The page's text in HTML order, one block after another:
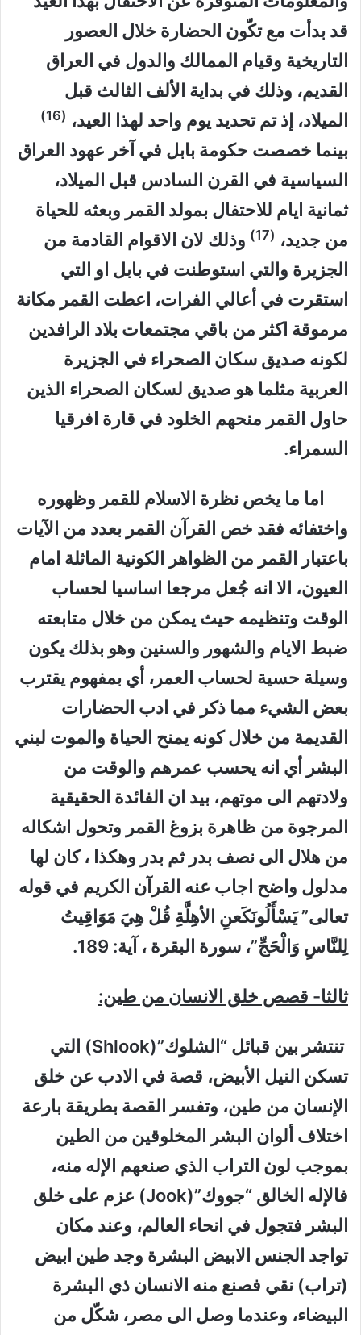
قد بدأت مع تكّون الحضارة خلال العصور
التاريخية وقيام الممالك والدول في العراق
القديم، وذلك في بداية الألف الثالث قبل
الميلاد، إذ تم تحديد يوم واحد لهذا العيد، (16)
بينما خصصت حكومة بابل في آخر عهود العراق
السياسية في القرن السادس قبل الميلاد،
ثمانية ايام للاحتفال بمولد القمر وبعثه للحياة
من جديد، (17)
وذلك لان الاقوام القادمة من
الجزيرة والتي استوطنت في بابل او التي
استقرت في أعالي الفرات، اعطت القمر مكانة
مرموقة اكثر من باقي مجتمعات بلاد الرافدين
لكونه صديق سكان الصحراء في الجزيرة
العربية مثلما هو صديق لسكان الصحراء الذين
حاول القمر منحهم الخلود في قارة افرقيا
السمراء.
اما ما يخص نظرة الاسلام للقمر وظهوره
واختفائه فقد خص القرآن القمر بعدد من الآيات
باعتبار القمر من الظواهر الكونية الماثلة امام
العيون، الا انه جُعل مرجعا اساسيا لحساب
الوقت وتنظيمه حيث يمكن من خلال متابعته
ضبط الايام والشهور والسنين وهو بذلك يكون
وسيلة حسية لحساب العمر، أي بمفهوم يقترب
بعض الشيء مما ذكر في ادب الحضارات
القديمة من خلال كونه يمنح الحياة والموت لبني
البشر أي انه يحسب عمرهم والوقت من
ولادتهم الى موتهم، بيد ان الفائدة الحقيقية
المرجوة من ظاهرة بزوغ القمر وتحول اشكاله
من هلال الى نصف بدر ثم بدر وهكذا ، كان لها
مدلول واضح اجاب عنه القرآن الكريم في قوله
تعالى” يَسْأَلُونَكَعنِ الأهِلَّةِ قُلْ هِيَ مَوَاقِيتُ
لِلنَّاسِ وَالْحَجِّ”، سورة البقرة ، آية: 189.
ثالثا- قصص خلق الانسان من طين:
تنتشر بين قبائل “الشلوك”(Shlook) التي
تسكن النيل الأبيض، قصة في الادب عن خلق
الإنسان من طين، وتفسر القصة بطريقة بارعة
اختلاف ألوان البشر المخلوقين من الطين
بموجب لون التراب الذي صنعهم الإله منه،
فالإله الخالق “جووك”(Jook) عزم على خلق
البشر فتجول في انحاء العالم، وعند مكان
تواجد الجنس الابيض البشرة وجد طين ابيض
(تراب) نقي فصنع منه الانسان ذي البشرة
البيضاء، وعندما وصل الى مصر، شكّل من